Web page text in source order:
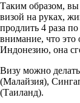
Таким образом,
визой на руках,
продлить 4 раза
внимание, что это
Индонезию, она
Визу можно
(Малайзия),
(Таиланд).